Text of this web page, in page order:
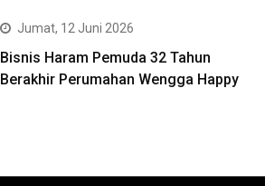
Jumat, 12 Juni 2026
Bisnis Haram Pemuda 32 Tahun
Berakhir Perumahan Wengga Happy